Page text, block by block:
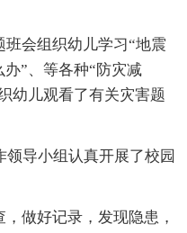
会组织幼儿学习“地震
”、等各种“防灾减
幼儿观看了有关灾害题
导小组认真开展了校园
做好记录，发现隐患，